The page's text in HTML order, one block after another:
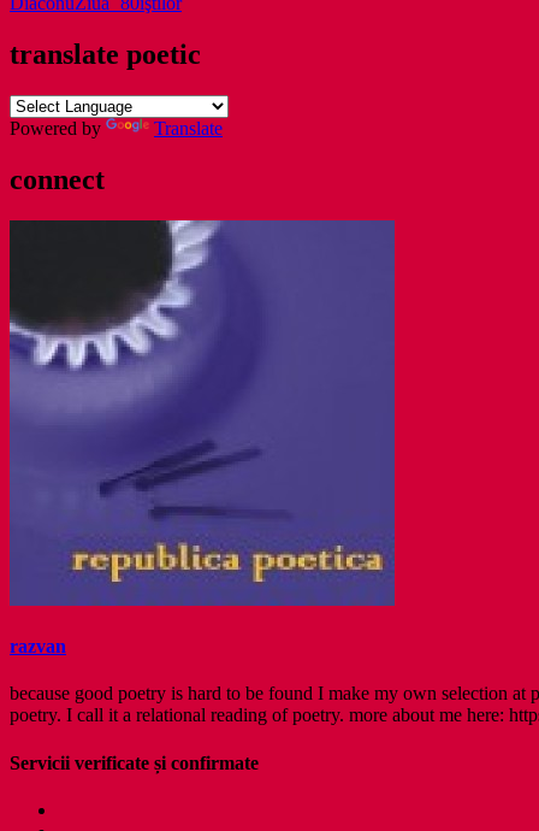
translate poetic
Powered by Translate
connect
razvan
because good poetry is hard to be found I make my own selection
poetry. I call it a relational reading of poetry. more about me here:
Servicii verificate și confirmate